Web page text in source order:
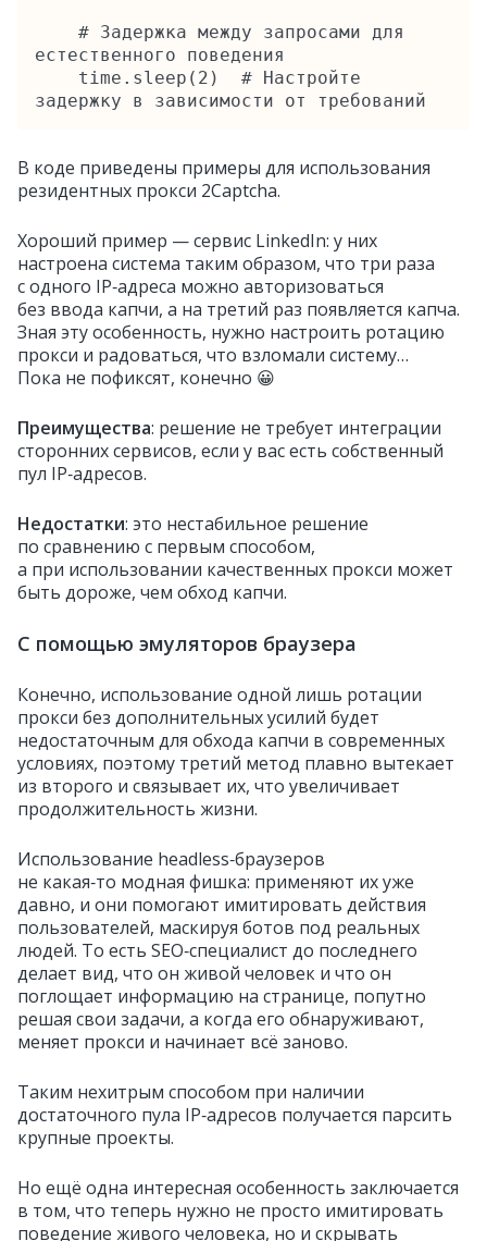
естественного поведения
задержку в зависимости от требований
В коде приведены примеры для использования
резидентных прокси 2Сaptcha.
Хороший пример — сервис LinkedIn: у них
настроена система таким образом, что три раза
с одного IP‑адреса можно авторизоваться
без ввода капчи, а на третий раз появляется капча.
Зная эту особенность, нужно настроить ротацию
прокси и радоваться, что взломали систему…
Пока не пофиксят, конечно 😀
Преимущества: решение не требует интеграции
сторонних сервисов, если у вас есть собственный
пул IP‑адресов.
Недостатки: это нестабильное решение
по сравнению с первым способом,
а при использовании качественных прокси может
быть дороже, чем обход капчи.
С помощью эмуляторов браузера
Конечно, использование одной лишь ротации
прокси без дополнительных усилий будет
недостаточным для обхода капчи в современных
условиях, поэтому третий метод плавно вытекает
из второго и связывает их, что увеличивает
продолжительность жизни.
Использование headless‑браузеров
не какая‑то модная фишка: применяют их уже
давно, и они помогают имитировать действия
пользователей, маскируя ботов под реальных
людей. То есть SEO‑специалист до последнего
делает вид, что он живой человек и что он
поглощает информацию на странице, попутно
решая свои задачи, а когда его обнаруживают,
меняет прокси и начинает всё заново.
Таким нехитрым способом при наличии
достаточного пула IP‑адресов получается парсить
крупные проекты.
Но ещё одна интересная особенность заключается
в том, что теперь нужно не просто имитировать
поведение живого человека, но и скрывать